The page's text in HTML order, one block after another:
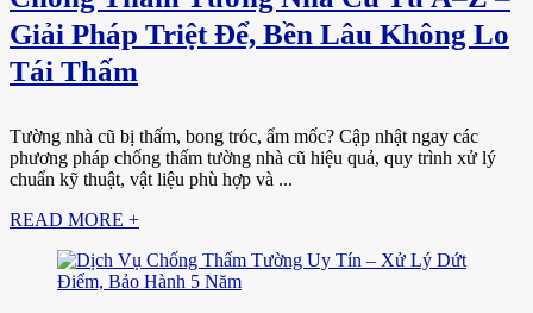
Giải Pháp Triệt Để, Bền Lâu Không Lo
Tái Thấm
Tường nhà cũ bị thấm, bong tróc, ẩm mốc? Cập nhật ngay các
phương pháp chống thấm tường nhà cũ hiệu quả, quy trình xử lý
chuẩn kỹ thuật, vật liệu phù hợp và ...
READ MORE +